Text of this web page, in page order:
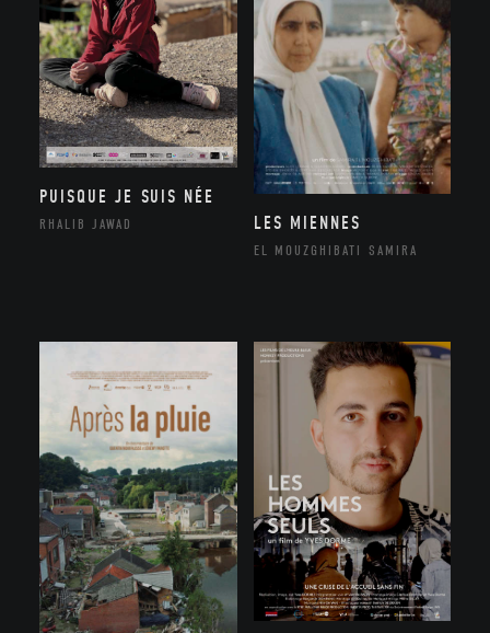
PUISQUE JE SUIS NÉE
RHALIB JAWAD LES MIENNES
EL MOUZGHIBATI SAMIRA